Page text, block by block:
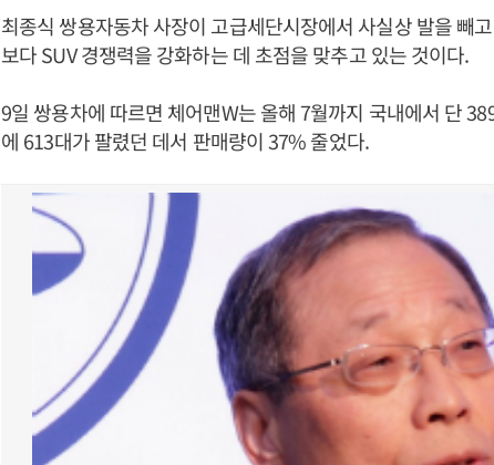
최종식 쌍용자동차 사장이 고급세단시장에서 사실상 발을 빼
보다 SUV 경쟁력을 강화하는 데 초점을 맞추고 있는 것이다.
9일 쌍용차에 따르면 체어맨W는 올해 7월까지 국내에서 단
에 613대가 팔렸던 데서 판매량이 37% 줄었다.